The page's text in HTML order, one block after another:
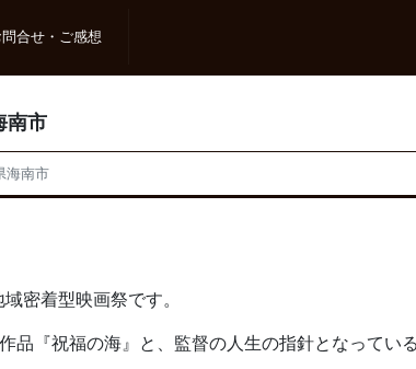
問合せ・ご感想
南市
海南市
密着型映画祭です。
『祝福の海』と、監督の人生の指針となってい